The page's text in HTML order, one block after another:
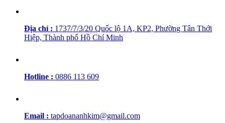
Địa chỉ : 1737/7/3/20 Quốc lộ 1A, KP2, Phường Tân Thới
Hiệp, Thành phố Hồ Chí Minh
Hotline : 0886 113 609
Email : tapdoananhkim@gmail.com